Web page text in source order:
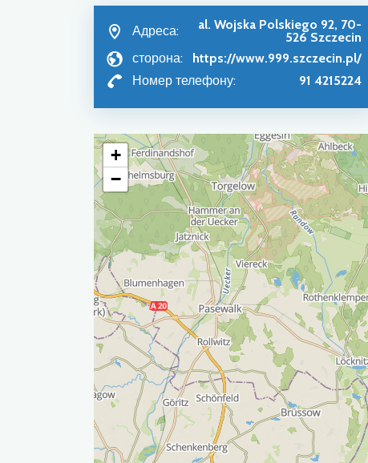
Адреса:
al. Wojska Polskiego 92, 70-
526 Szczecin
сторона:
https://www.999.szczecin.pl/
Номер телефону:
91 4215224
+
−